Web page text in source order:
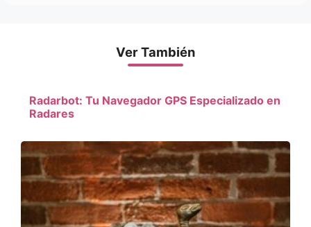
Ver También
Radarbot: Tu Navegador GPS Especializado en
Radares